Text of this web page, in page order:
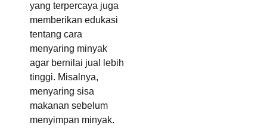
yang terpercaya juga
memberikan edukasi
tentang cara
menyaring minyak
agar bernilai jual lebih
tinggi. Misalnya,
menyaring sisa
makanan sebelum
menyimpan minyak.